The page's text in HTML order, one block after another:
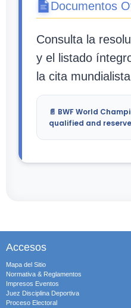
Documentos
Consulta la
y el listado
la cita
📄 BWF World
qualified and
Accesos
Mapa del Sitio
Normativa & Reglamentos
Impresos Eventos
Juez Disciplina Deportiva
Proceso Electoral